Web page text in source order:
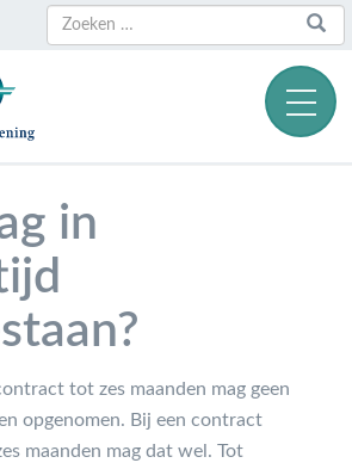
Zoeken
Zoeken
naar:
in
tot zes maanden mag geen
opgenomen. Bij een contract
maanden mag dat wel. Tot